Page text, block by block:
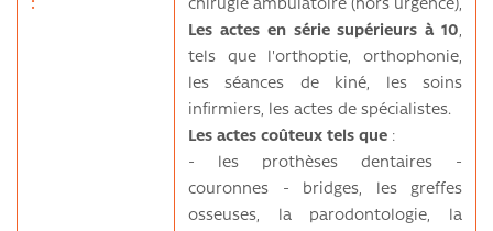
:
chirugie ambulatoire (hors urgence),
Les actes en série supérieurs à 10,
tels que l'orthoptie, orthophonie,
les séances de kiné, les soins
infirmiers, les actes de spécialistes.
Les actes coûteux tels que :
- les prothèses dentaires -
couronnes - bridges, les greffes
osseuses, la parodontologie, la